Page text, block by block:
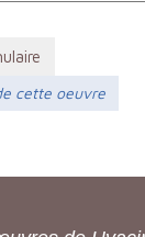
cette oeuvre